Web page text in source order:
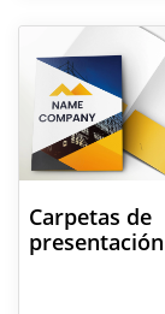
Carpetas de
presentación
Ver detalles